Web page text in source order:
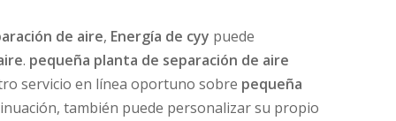
de aire, Energía de cyy puede
. pequeña planta de separación de aire
servicio en línea oportuno sobre pequeña
también puede personalizar su propio